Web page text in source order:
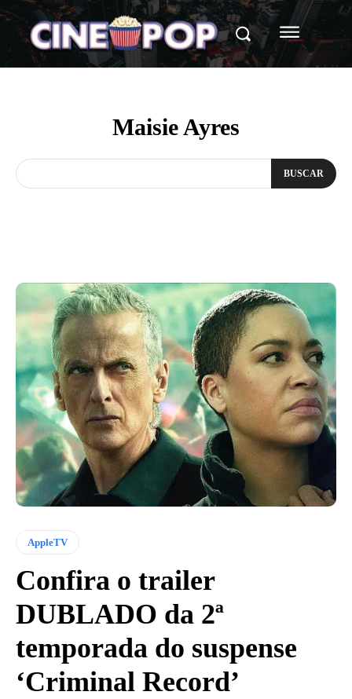
Maisie Ayres
BUSCAR
AppleTV
Confira o trailer
DUBLADO da 2ª
temporada do suspense
‘Criminal Record’